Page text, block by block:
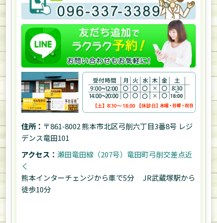
住所： 〒861-8002 熊本市北区弓削六丁目3番8号 レジ
デンス竜田101
アクセス：瀬田竜田線（207号）竜田町弓削交差点近
く
熊本インターチェンジから車で5分 JR武蔵塚駅から
徒歩10分